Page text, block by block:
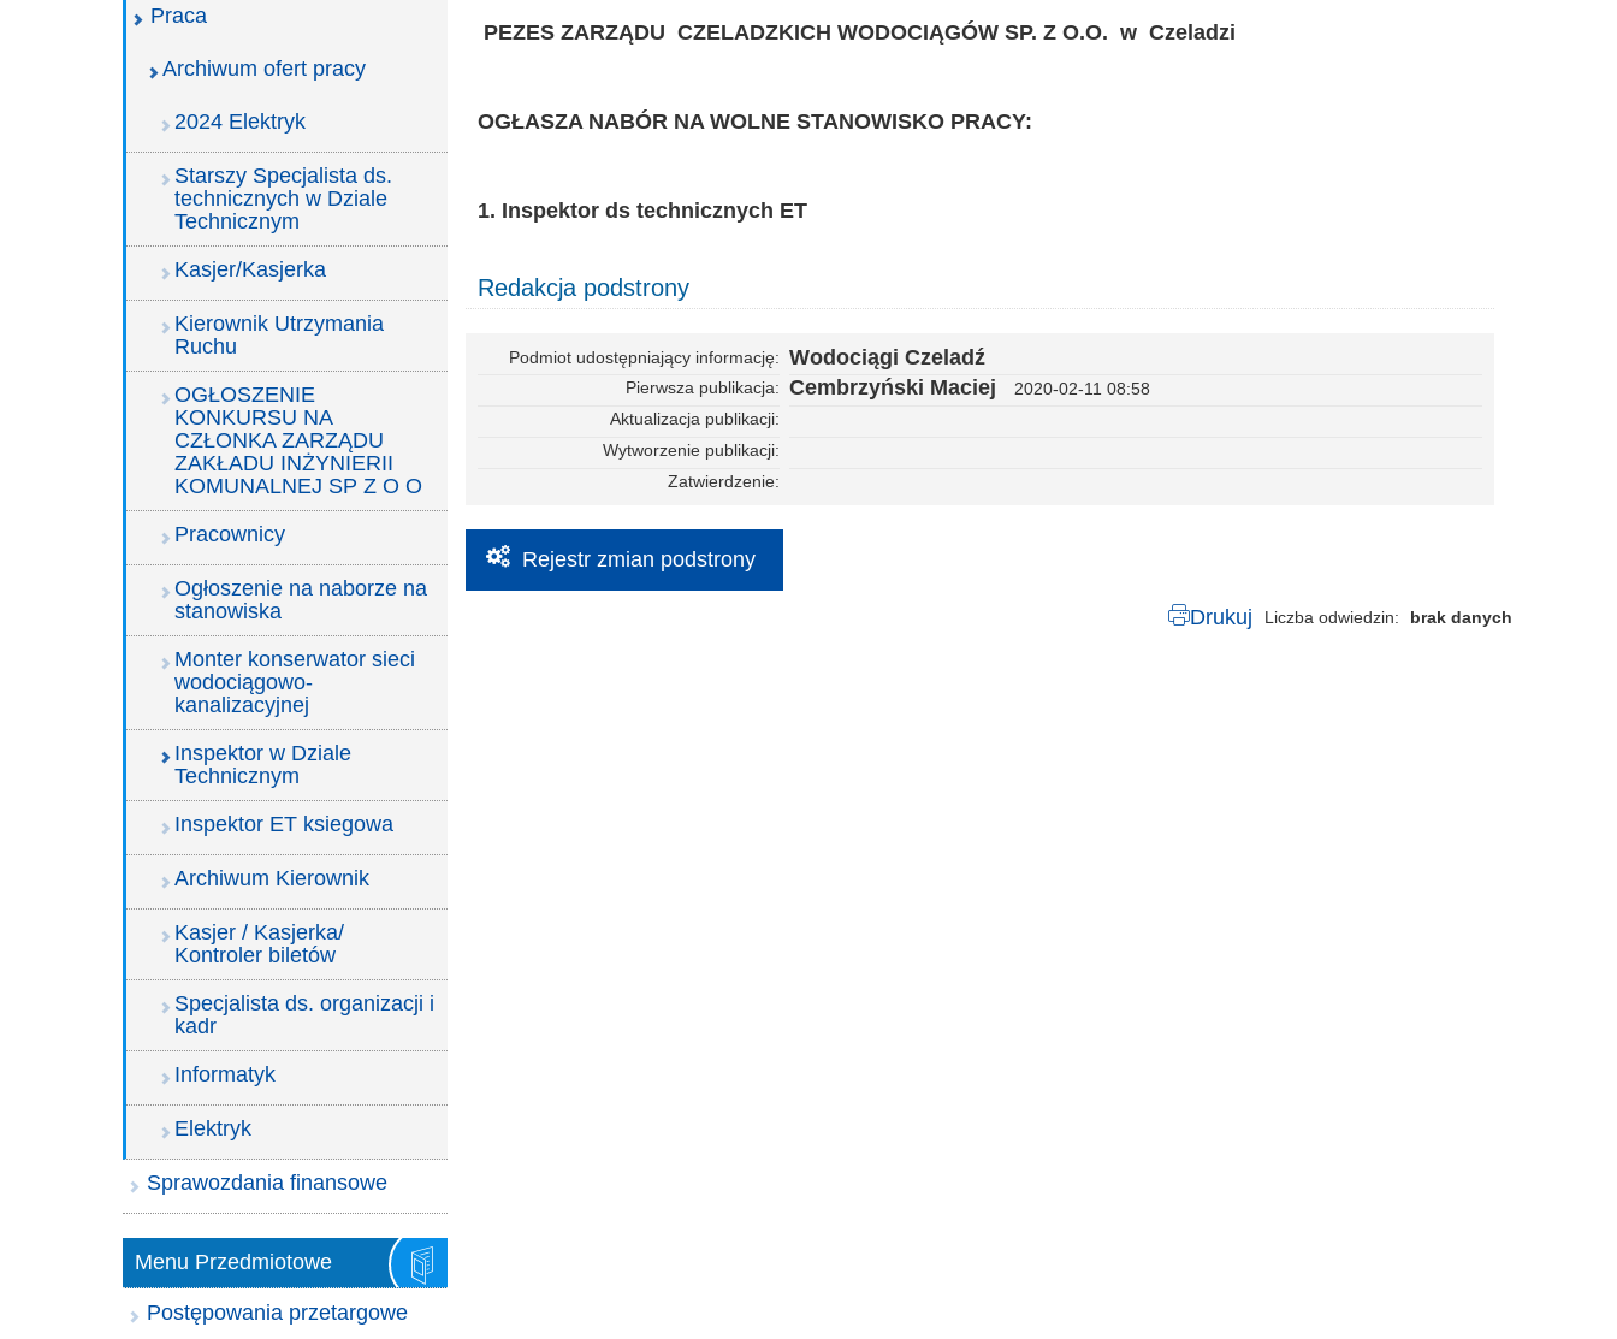
PEZES ZARZĄDU CZELADZKICH WODOCIĄGÓW SP. Z O.O. w Czeladzi
OGŁASZA NABÓR NA WOLNE STANOWISKO PRACY:
1. Inspektor ds technicznych ET
Redakcja podstrony
Podmiot udostępniający informację Wodociągi Czeladź
Pierwsza publikacja Cembrzyński Maciej
2020-02-11 08:58
Aktualizacja publikacji
Wytworzenie publikacji
Zatwierdzenie
Rejestr zmian podstrony
Drukuj Liczba odwiedzin brak danych
Praca
Archiwum ofert pracy
2024 Elektryk
Starszy Specjalista ds.
technicznych w Dziale
Technicznym
Kasjer/Kasjerka
Kierownik Utrzymania
Ruchu
OGŁOSZENIE
KONKURSU NA
CZŁONKA ZARZĄDU
ZAKŁADU INŻYNIERII
KOMUNALNEJ SP Z O O
Pracownicy
Ogłoszenie na naborze na
stanowiska
Monter konserwator sieci
wodociągowo-
kanalizacyjnej
Inspektor w Dziale
Technicznym
Inspektor ET ksiegowa
Archiwum Kierownik
Kasjer / Kasjerka/
Kontroler biletów
Specjalista ds. organizacji i
kadr
Informatyk
Elektryk
Sprawozdania finansowe
Menu Przedmiotowe
Postępowania przetargowe